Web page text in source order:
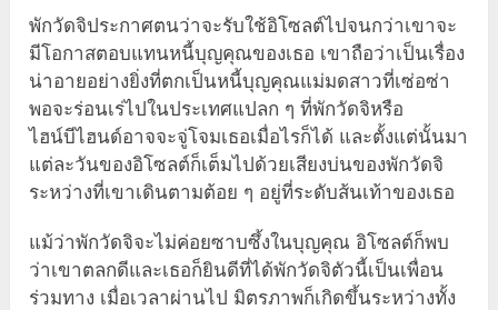
พักวัดจิประกาศตนว่าจะรับใช้อิโซลต์ไปจนกว่าเขาจะ
มีโอกาสตอบแทนหนี้บุญคุณของเธอ เขาถือว่าเป็นเรื่อง
น่าอายอย่างยิ่งที่ตกเป็นหนี้บุญคุณแม่มดสาวที่เซ่อซ่า
พอจะร่อนเร่ไปในประเทศแปลก ๆ ที่พักวัดจิหรือ
ไฮน์บีไฮนด์อาจจะจู่โจมเธอเมื่อไรก็ได้ และตั้งแต่นั้นมา
แต่ละวันของอิโซลต์ก็เต็มไปด้วยเสียงบ่นของพักวัดจิ
ระหว่างที่เขาเดินตามต้อย ๆ อยู่ที่ระดับส้นเท้าของเธอ
แม้ว่าพักวัดจิจะไม่ค่อยซาบซึ้งในบุญคุณ อิโซลต์ก็พบ
ว่าเขาตลกดีและเธอก็ยินดีที่ได้พักวัดจิตัวนี้เป็นเพื่อน
ร่วมทาง เมื่อเวลาผ่านไป มิตรภาพก็เกิดขึ้นระหว่างทั้ง